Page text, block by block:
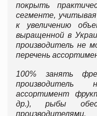
покрыть
сегменте,
к увеличению
выращенной в
производитель не
перечень
100% занять
ассортимент
др.), рыбы
производителями.